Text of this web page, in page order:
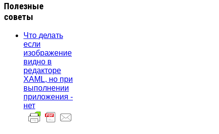
Полезные
советы
Что делать
если
изображение
видно в
редакторе
XAML, но при
выполнении
приложения -
нет